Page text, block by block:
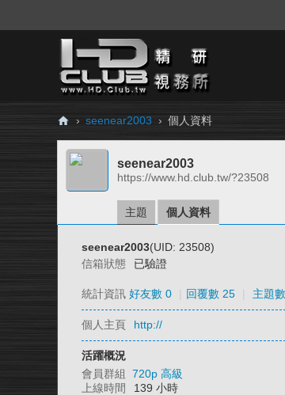
H
Cl
› seenear2003 › 個人資料
seenear2003
https://www.hd.club.tw/?23508
主題 個人資料
seenear2003(UID: 23508)
信箱狀態
已驗證
統計資訊 好友數 0 回覆數 25 主題
個人主頁 http://
活躍概況
會員群組 720p 高級
上線時間
139 小時